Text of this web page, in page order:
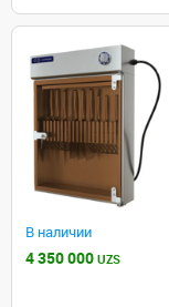
В наличии
4 350 000 UZS